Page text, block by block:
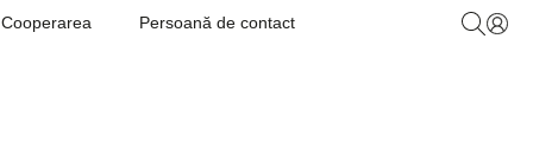
Cooperarea Persoană de contact